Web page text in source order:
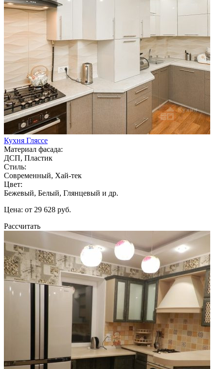
Кухня Гляссе
Материал фасада:
ДСП, Пластик
Стиль:
Современный, Хай-тек
Цвет:
Бежевый, Белый, Глянцевый и др.
Цена: от 29 628 руб.
Рассчитать